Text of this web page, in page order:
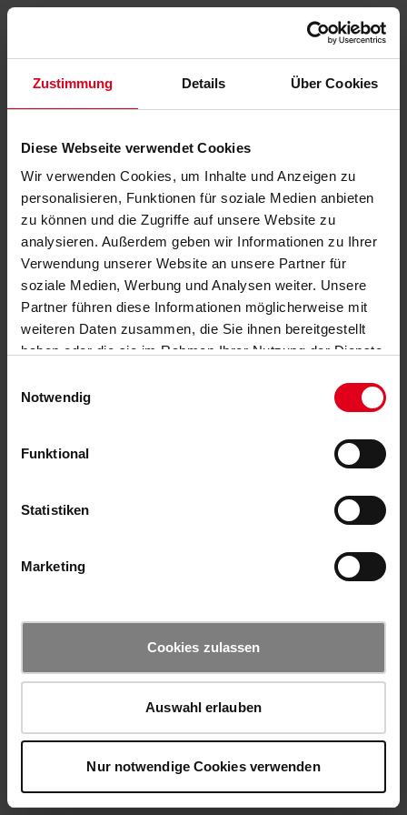
Zustimmung Details Über Cookies
Diese Webseite verwendet Cookies
Wir verwenden Cookies, um Inhalte und Anzeigen zu
personalisieren, Funktionen für soziale Medien anbieten
zu können und die Zugriffe auf unsere Website zu
analysieren. Außerdem geben wir Informationen zu Ihrer
Verwendung unserer Website an unsere Partner für
soziale Medien, Werbung und Analysen weiter. Unsere
Partner führen diese Informationen möglicherweise mit
weiteren Daten zusammen, die Sie ihnen bereitgestellt
haben oder die sie im Rahmen Ihrer Nutzung der Dienste
Notwendig
Funktional
Statistiken
Marketing
Cookies zulassen
Auswahl erlauben
Nur notwendige Cookies verwenden